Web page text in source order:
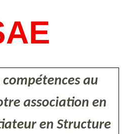
au
association en
en Structure